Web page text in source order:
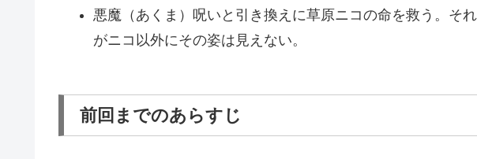
悪魔（あくま）呪いと引き換えに草原ニコの命を救う。そ
がニコ以外にその姿は見えない。
前回までのあらすじ